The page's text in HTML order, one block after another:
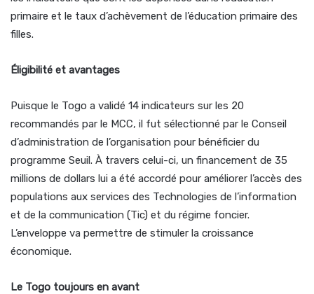
primaire et le taux d’achèvement de l’éducation primaire des
filles.
Éligibilité et avantages
Puisque le Togo a validé 14 indicateurs sur les 20
recommandés par le MCC, il fut sélectionné par le Conseil
d’administration de l’organisation pour bénéficier du
programme Seuil. À travers celui-ci, un financement de 35
millions de dollars lui a été accordé pour améliorer l’accès des
populations aux services des Technologies de l’information
et de la communication (Tic) et du régime foncier.
L’enveloppe va permettre de stimuler la croissance
économique.
Le Togo toujours en avant